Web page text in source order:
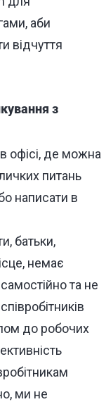
аби
відчуття
з
офісі, де можна
питань
написати в
батьки,
немає
та не
до робочих
ми не